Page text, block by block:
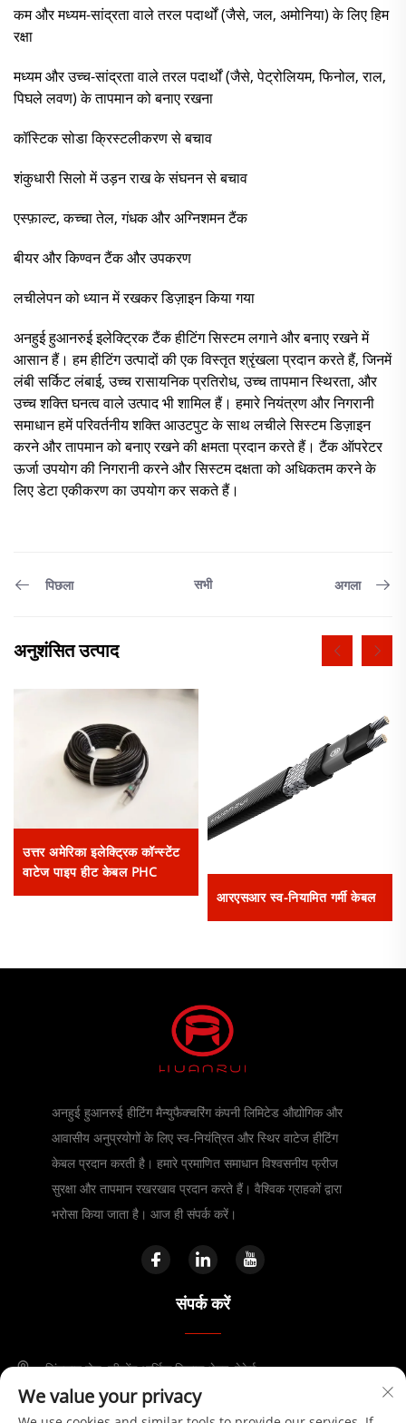
कम और मध्यम-सांद्रता वाले तरल पदार्थों (जैसे, जल, अमोनिया) के लिए हिम
रक्षा
मध्यम और उच्च-सांद्रता वाले तरल पदार्थों (जैसे, पेट्रोलियम, फिनोल, राल,
पिघले लवण) के तापमान को बनाए रखना
कॉस्टिक सोडा क्रिस्टलीकरण से बचाव
शंकुधारी सिलो में उड़न राख के संघनन से बचाव
एस्फ़ाल्ट, कच्चा तेल, गंधक और अग्निशमन टैंक
बीयर और किण्वन टैंक और उपकरण
लचीलेपन को ध्यान में रखकर डिज़ाइन किया गया
अनहुई हुआनरुई इलेक्ट्रिक टैंक हीटिंग सिस्टम लगाने और बनाए रखने में
आसान हैं। हम हीटिंग उत्पादों की एक विस्तृत श्रृंखला प्रदान करते हैं, जिनमें
लंबी सर्किट लंबाई, उच्च रासायनिक प्रतिरोध, उच्च तापमान स्थिरता, और
उच्च शक्ति घनत्व वाले उत्पाद भी शामिल हैं। हमारे नियंत्रण और निगरानी
समाधान हमें परिवर्तनीय शक्ति आउटपुट के साथ लचीले सिस्टम डिज़ाइन
करने और तापमान को बनाए रखने की क्षमता प्रदान करते हैं। टैंक ऑपरेटर
ऊर्जा उपयोग की निगरानी करने और सिस्टम दक्षता को अधिकतम करने के
लिए डेटा एकीकरण का उपयोग कर सकते हैं।
पिछला सभी अगला
अनुशंसित उत्पाद
उत्तर अमेरिका इलेक्ट्रिक कॉन्स्टेंट
वाटेज पाइप हीट केबल PHC
आरएसआर स्व-नियामित गर्मी केबल
अनहुई हुआनरुई हीटिंग मैन्युफैक्चरिंग कंपनी लिमिटेड औद्योगिक और
आवासीय अनुप्रयोगों के लिए स्व-नियंत्रित और स्थिर वाटेज हीटिंग
केबल प्रदान करती है। हमारे प्रमाणित समाधान विश्वसनीय फ्रीज
सुरक्षा और तापमान रखरखाव प्रदान करते हैं। वैश्विक ग्राहकों द्वारा
भरोसा किया जाता है। आज ही संपर्क करें।
संपर्क करें
जिंगसान रोड, फीडोंग आर्थिक विकास क्षेत्र, हेफेई
+86-17730041869
We value your privacy